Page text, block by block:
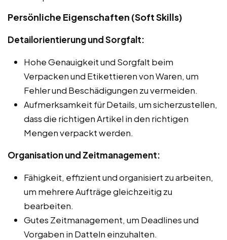
Persönliche Eigenschaften (Soft Skills)
Detailorientierung und Sorgfalt:
Hohe Genauigkeit und Sorgfalt beim
Verpacken und Etikettieren von Waren, um
Fehler und Beschädigungen zu vermeiden.
Aufmerksamkeit für Details, um sicherzustellen,
dass die richtigen Artikel in den richtigen
Mengen verpackt werden.
Organisation und Zeitmanagement:
Fähigkeit, effizient und organisiert zu arbeiten,
um mehrere Aufträge gleichzeitig zu
bearbeiten.
Gutes Zeitmanagement, um Deadlines und
Vorgaben in Datteln einzuhalten.